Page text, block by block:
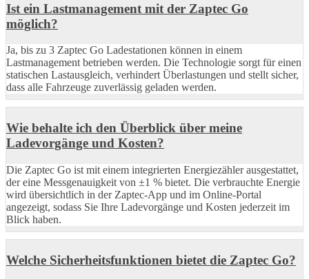
Ist ein Lastmanagement mit der Zaptec Go
möglich?
Ja, bis zu 3 Zaptec Go Ladestationen können in einem
Lastmanagement betrieben werden. Die Technologie sorgt für einen
statischen Lastausgleich, verhindert Überlastungen und stellt sicher,
dass alle Fahrzeuge zuverlässig geladen werden.
Wie behalte ich den Überblick über meine
Ladevorgänge und Kosten?
Die Zaptec Go ist mit einem integrierten Energiezähler ausgestattet,
der eine Messgenauigkeit von ±1 % bietet. Die verbrauchte Energie
wird übersichtlich in der Zaptec-App und im Online-Portal
angezeigt, sodass Sie Ihre Ladevorgänge und Kosten jederzeit im
Blick haben.
Welche Sicherheitsfunktionen bietet die Zaptec Go?